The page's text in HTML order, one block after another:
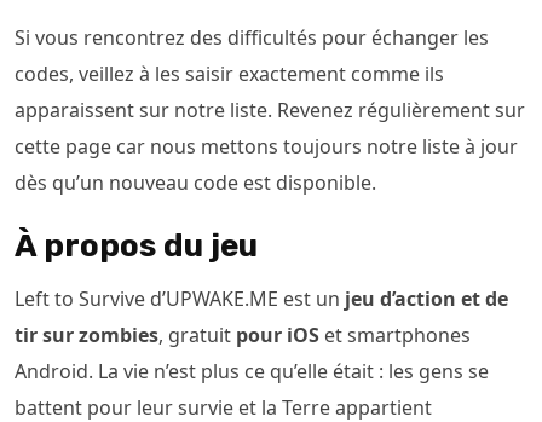
Si vous rencontrez des difficultés pour échanger les
codes, veillez à les saisir exactement comme ils
apparaissent sur notre liste. Revenez régulièrement sur
cette page car nous mettons toujours notre liste à jour
dès qu’un nouveau code est disponible.
À propos du jeu
Left to Survive d’UPWAKE.ME est un jeu d’action et de
tir surzombies, gratuit pour iOS et smartphones
Android. La vie n’est plus ce qu’elle était : les gens se
battent pour leur survie et la Terre appartient